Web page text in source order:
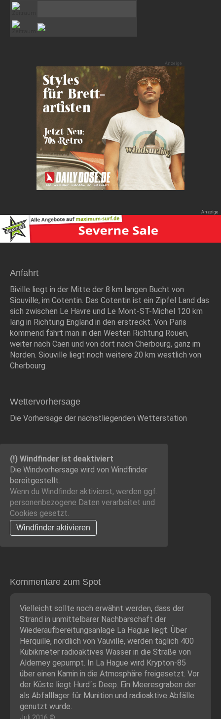
Anfahrt
Biville liegt in der Mitte der 8 km langen Bucht von
Siouville, im Cotentin. Das Cotentin ist ein Zipfel Land das
sich zwischen Le Havre und Le Mont-ST-Michel 120 km
lang in Richtung England in den erstreckt. Von Paris
kommend fährt man in den Westen Richtung Rouen,
weiter nach Caen und von dort nach Cherbourg, ganz im
Norden. Siouville liegt noch weitere 20 km westlich von
Cherbourg.
Wettervorhersage
Die Vorhersage der nächstliegenden Wetterstation
(!) Windfinder ist deaktiviert
Die Windvorhersage wird von Windfinder
bereitgestellt.
Wenn du Windfinder aktivierst, werden ggf.
personenbezogene Daten verarbeitet und
Cookies gesetzt.
Windfinder aktivieren
Kommentare zum Spot
Vielleicht sollte noch erwähnt werden, dass der
Strand in unmittelbarer Nachbarschaft der
Wiederaufbereitungsanlage La Hague liegt. Über
Herquille, nördlich von Vauville, werden täglich 400
Kubikmeter radioaktives Wasser in die Straße von
Alderney gepumpt. In La Hague wird Krypton-85
über einen Kamin in die Atmosphäre freigesetzt. Vor
der Küste liegt Hurd´s Deep. Ein Meeresgraben der
als Abfalllager für Munition und radioaktive Abfälle
genutzt wurde.